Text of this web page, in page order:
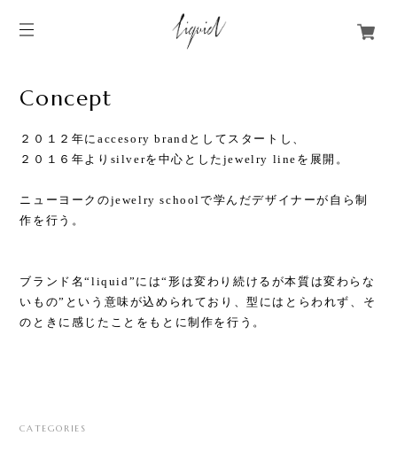
Concept
２０１２年にaccesory brandとしてスタートし、
２０１６年よりsilverを中心としたjewelry lineを展開。
ニューヨークのjewelry schoolで学んだデザイナーが自ら制
作を行う。
ブランド名“liquid”には“形は変わり続けるが本質は変わらな
いもの”という意味が込められており、型にはとらわれず、そ
のときに感じたことをもとに制作を行う。
CATEGORIES